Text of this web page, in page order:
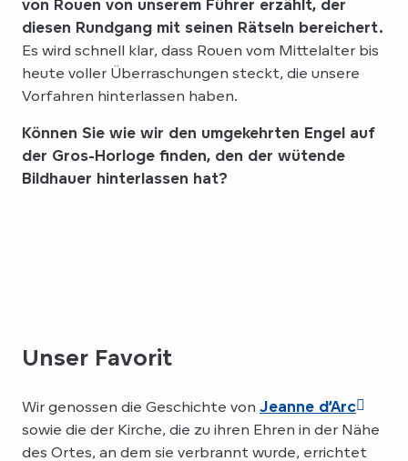
von Rouen von unserem Führer erzählt, der
diesen Rundgang mit seinen Rätseln bereichert.
Es wird schnell klar, dass Rouen vom Mittelalter bis
heute voller Überraschungen steckt, die unsere
Vorfahren hinterlassen haben.
Können Sie wie wir den umgekehrten Engel auf
der Gros-Horloge finden, den der wütende
Bildhauer hinterlassen hat?
Unser Favorit
Wir genossen die Geschichte von Jeanne d’Arc
sowie die der Kirche, die zu ihren Ehren in der Nähe
des Ortes, an dem sie verbrannt wurde, errichtet